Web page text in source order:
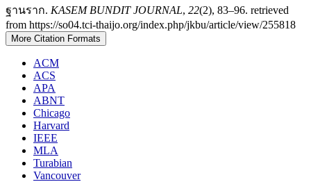
ฐานราก. KASEM BUNDIT JOURNAL, 22(2), 83–96. retrieved
from https://so04.tci-thaijo.org/index.php/jkbu/article/view/255818
More Citation Formats
ACM
ACS
APA
ABNT
Chicago
Harvard
IEEE
MLA
Turabian
Vancouver